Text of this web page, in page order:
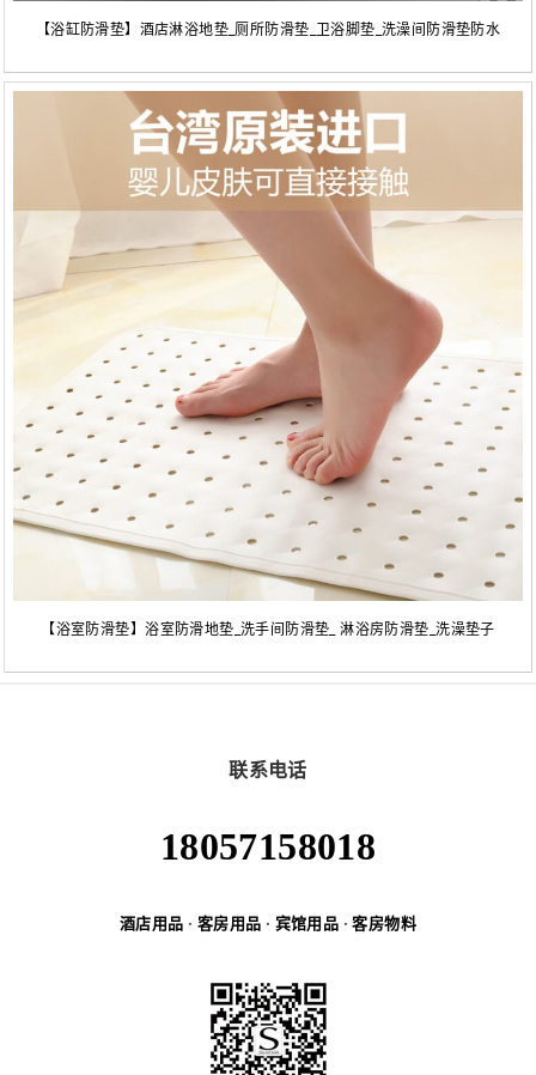
【浴缸防滑垫】酒店淋浴地垫_厕所防滑垫_卫浴脚垫_洗澡间防滑垫防水
【浴室防滑垫】浴室防滑地垫_洗手间防滑垫_ 淋浴房防滑垫_洗澡垫子
联系电话
18057158018
酒店用品 · 客房用品 · 宾馆用品 ·客房物料